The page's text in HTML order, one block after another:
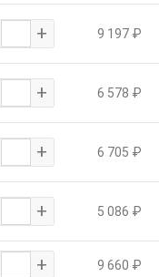
+ 9 197 ₽
+ 6 578 ₽
+ 6 705 ₽
+ 5 086 ₽
+ 9 660 ₽